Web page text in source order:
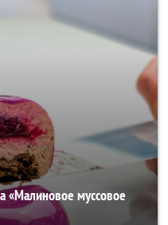
«Малиновое муссовое